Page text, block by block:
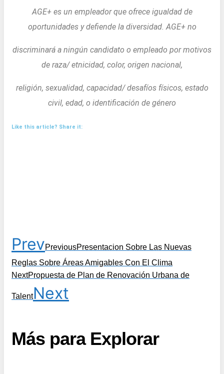
AGE+ es un empleador que ofrece igualdad de
oportunidades y defiende la diversidad. AGE+ no
discriminará a ningún candidato o empleado por motivos
de raza/ etnicidad, color, origen nacional,
religión, sexualidad, capacidad/ desafíos físicos, estado
civil, edad, o identificación de género
Like this article? Share it:
PrevPreviousPresentacion Sobre Las Nuevas
Reglas Sobre Áreas Amigables Con El Clima
NextPropuesta de Plan de Renovación Urbana de
TalentNext
Más para Explorar